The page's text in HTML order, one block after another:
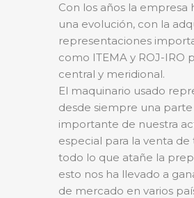
Con los años la empresa
una evolución, con la
representaciones
como ITEMA y ROJ-IRO
central y meridional.
El maquinario usado
desde siempre una parte
importante de nuestra
especial para la venta de
todo lo que atañe la
esto nos ha llevado a
de mercado en varios